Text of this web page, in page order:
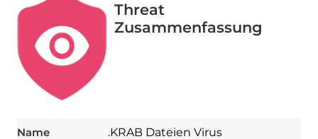
Threat
Zusammenfassung
Name .KRAB Dateien Virus